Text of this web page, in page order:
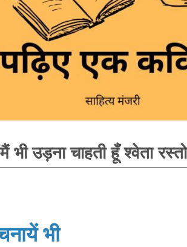
मैं भी उड़ना चाहती हूँ श्वेता
भी